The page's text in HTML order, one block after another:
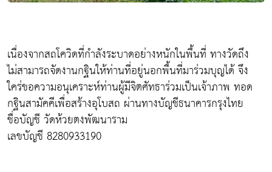
เนื่องจากสถโควิดที่กำลังระบาดอย่างหนักในพื้นที่ ทางวัดถึง
ไม่สามารถจัดงานกฐินให้ท่านที่อยู่นอกพื้นที่มาร่วมบุญได้ จึง
ใคร่ขอความอนุเคราะห์ท่านผู้มีจิตศัทธาร่วมเป็นเจ้าภาพ ทอด
กฐินสามัคคีเพื่อสร้างอุโบสถ ผ่านทางบัญชีธนาคารกรุงไทย
ชื่อบัญชี วัดห้วยตงพัฒนาราม
เลขบัญชี 8280933190